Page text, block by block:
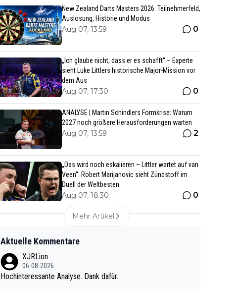
New Zealand Darts Masters 2026: Teilnehmerfeld,
Auslosung, Historie und Modus
Aug 07, 13:59 0
„Ich glaube nicht, dass er es schafft“ – Experte
sieht Luke Littlers historische Major-Mission vor
dem Aus
Aug 07, 17:30 0
ANALYSE | Martin Schindlers Formkrise: Warum
2027 noch größere Herausforderungen warten
Aug 07, 13:59 2
„Das wird noch eskalieren – Littler wartet auf van
Veen“: Robert Marijanovic sieht Zündstoff im
Duell der Weltbesten
Aug 07, 18:30 0
Mehr Artikel
Aktuelle Kommentare
XJRLion
06-08-2026
Hochinteressante Analyse. Dank dafür.